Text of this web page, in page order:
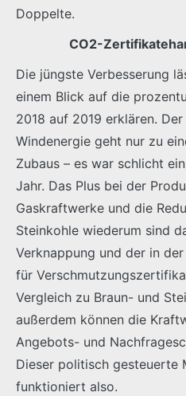
Doppelte.
CO2-
Die jüngste Verbesserung
einem Blick auf die
2018 auf 2019 erklären.
Windenergie geht nur zu
Zubaus – es war schlicht
Jahr. Das Plus bei der
Gaskraftwerke und die
Steinkohle wiederum sind
Verknappung und der in
für
Vergleich zu Braun- und
außerdem können die
Angebots- und
Dieser politisch gesteuerte
funktioniert also.